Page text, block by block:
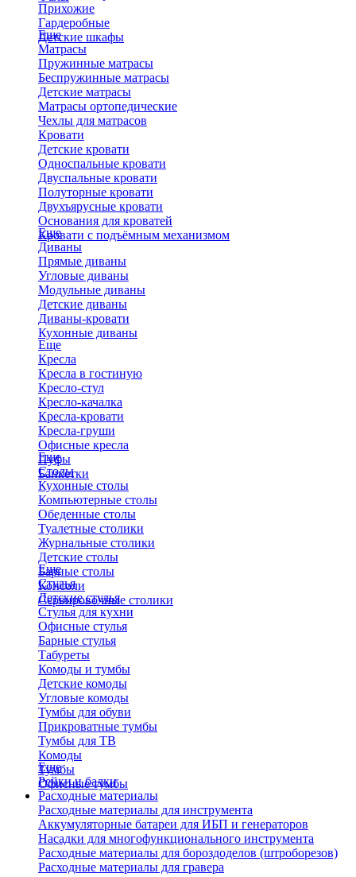
Прихожие
Гардеробные
Детские шкафы
Еще
Матрасы
Пружинные матрасы
Беспружинные матрасы
Детские матрасы
Матрасы ортопедические
Чехлы для матрасов
Кровати
Детские кровати
Односпальные кровати
Двуспальные кровати
Полуторные кровати
Двухъярусные кровати
Основания для кроватей
Кровати с подъёмным механизмом
Еще
Диваны
Прямые диваны
Угловые диваны
Модульные диваны
Детские диваны
Диваны-кровати
Кухонные диваны
Еще
Кресла
Кресла в гостиную
Кресло-стул
Кресло-качалка
Кресла-кровати
Кресла-груши
Офисные кресла
Пуфы
Банкетки
Еще
Столы
Кухонные столы
Компьютерные столы
Обеденные столы
Туалетные столики
Журнальные столики
​Детские столы
Барные столы
Консоли
Сервировочные столики
Еще
Стулья
Детские стулья
Стулья для кухни
Офисные стулья
Барные стулья
Табуреты
Комоды и тумбы
Детские комоды
Угловые комоды
Тумбы для обуви
Прикроватные тумбы
Тумбы для ТВ
Комоды
Тумбы
Офисные тумбы
Еще
Рейки и балки
Расходные материалы
Расходные материалы для инструмента
Аккумуляторные батареи для ИБП и генераторов
Насадки для многофункционального инструмента
Расходные материалы для бороздоделов (штроборезов)
Расходные материалы для гравера